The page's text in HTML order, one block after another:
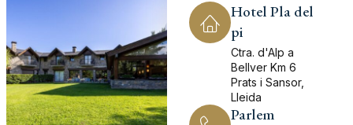
Hotel Pla del
pi
Ctra. d'Alp a
Bellver Km 6
Prats i Sansor,
Lleida
Parlem